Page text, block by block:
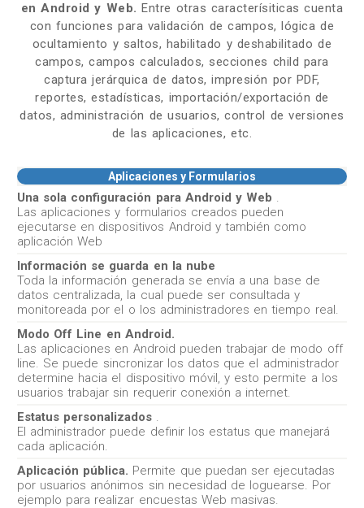
en Android y Web. Entre otras caracterísiticas cuenta
con funciones para validación de campos, lógica de
ocultamiento y saltos, habilitado y deshabilitado de
campos, campos calculados, secciones child para
captura jerárquica de datos, impresión por PDF,
reportes, estadísticas, importación/exportación de
datos, administración de usuarios, control de versiones
de las aplicaciones, etc.
Aplicaciones y Formularios
Una sola configuración para Android y Web .
Las aplicaciones y formularios creados pueden
ejecutarse en dispositivos Android y también como
aplicación Web
Información se guarda en la nube
Toda la información generada se envía a una base de
datos centralizada, la cual puede ser consultada y
monitoreada por el o los administradores en tiempo real.
Modo Off Line en Android.
Las aplicaciones en Android pueden trabajar de modo off
line. Se puede sincronizar los datos que el administrador
determine hacia el dispositivo móvil, y esto permite a los
usuarios trabajar sin requerir conexión a internet.
Estatus personalizados .
El administrador puede definir los estatus que manejará
cada aplicación.
Aplicación pública. Permite que puedan ser ejecutadas
por usuarios anónimos sin necesidad de loguearse. Por
ejemplo para realizar encuestas Web masivas.